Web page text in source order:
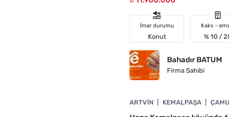
İmar durumu
Konut
Kaks -
% 10 /
Bahadır BATUM
Firma Sahibi
ARTVIN KEMALPAŞA